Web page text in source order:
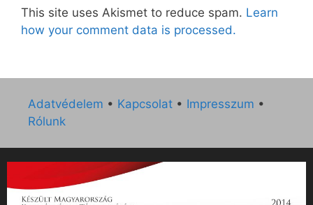
This site uses Akismet to reduce spam. Learn
how your comment data is processed.
Adatvédelem • Kapcsolat • Impresszum •
Rólunk